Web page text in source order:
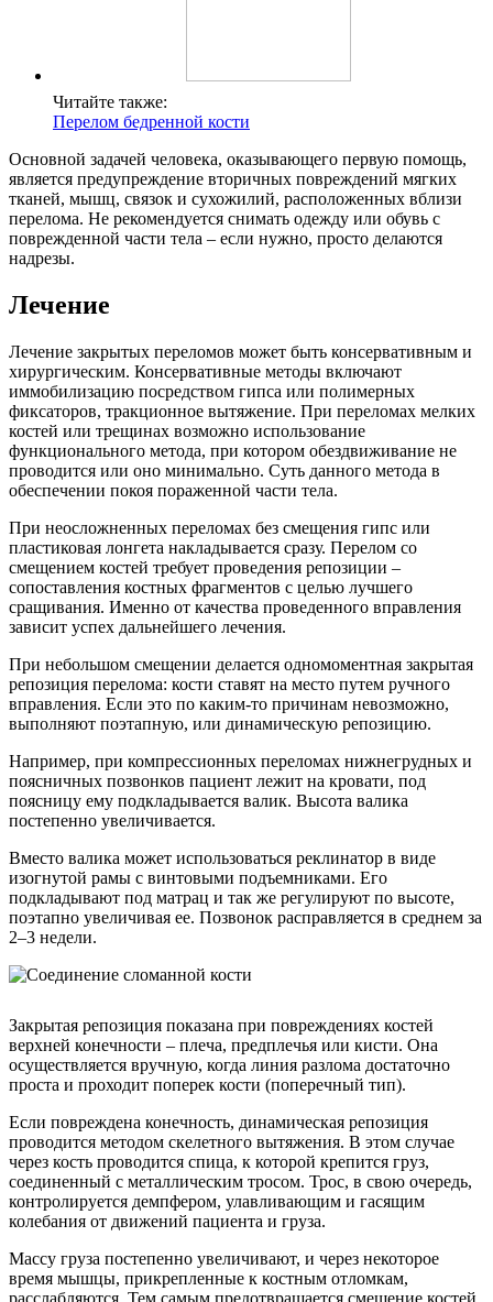
Читайте также:
Перелом бедренной кости
Основной задачей человека, оказывающего первую помощь,
является предупреждение вторичных повреждений мягких
тканей, мышц, связок и сухожилий, расположенных вблизи
перелома. Не рекомендуется снимать одежду или обувь с
поврежденной части тела – если нужно, просто делаются
надрезы.
Лечение
Лечение закрытых переломов может быть консервативным и
хирургическим. Консервативные методы включают
иммобилизацию посредством гипса или полимерных
фиксаторов, тракционное вытяжение. При переломах мелких
костей или трещинах возможно использование
функционального метода, при котором обездвиживание не
проводится или оно минимально. Суть данного метода в
обеспечении покоя пораженной части тела.
При неосложненных переломах без смещения гипс или
пластиковая лонгета накладывается сразу. Перелом со
смещением костей требует проведения репозиции –
сопоставления костных фрагментов с целью лучшего
сращивания. Именно от качества проведенного вправления
зависит успех дальнейшего лечения.
При небольшом смещении делается одномоментная закрытая
репозиция перелома: кости ставят на место путем ручного
вправления. Если это по каким-то причинам невозможно,
выполняют поэтапную, или динамическую репозицию.
Например, при компрессионных переломах нижнегрудных и
поясничных позвонков пациент лежит на кровати, под
поясницу ему подкладывается валик. Высота валика
постепенно увеличивается.
Вместо валика может использоваться реклинатор в виде
изогнутой рамы с винтовыми подъемниками. Его
подкладывают под матрац и так же регулируют по высоте,
поэтапно увеличивая ее. Позвонок расправляется в среднем за
2–3 недели.
Закрытая репозиция показана при повреждениях костей
верхней конечности – плеча, предплечья или кисти. Она
осуществляется вручную, когда линия разлома достаточно
проста и проходит поперек кости (поперечный тип).
Если повреждена конечность, динамическая репозиция
проводится методом скелетного вытяжения. В этом случае
через кость проводится спица, к которой крепится груз,
соединенный с металлическим тросом. Трос, в свою очередь,
контролируется демпфером, улавливающим и гасящим
колебания от движений пациента и груза.
Массу груза постепенно увеличивают, и через некоторое
время мышцы, прикрепленные к костным отломкам,
расслабляются. Тем самым предотвращается смещение костей,